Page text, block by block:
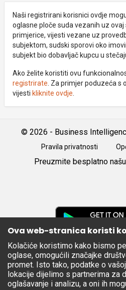
Naši registrirani korisnici ovdje
oglasne ploče suda vezanih uz ovaj
primjerice, vijesti vezane uz
subjektom, sudski sporovi oko
subjekt bio dobavljač kupcu u
Ako želite koristiti ovu
registrirate . Za primjer poduzeća
vijesti kliknite ovdje
© 2026 - Business
Pravila privatnosti
Preuzmite besplatno
Apple
Store
Ova web-stranica koristi
Kolačiće koristimo kako bismo
oglase, omogućili značajke
promet. Isto tako, podatke o
lokacije dijelimo s partnerima za
oglašavanje i analizu, a oni ih